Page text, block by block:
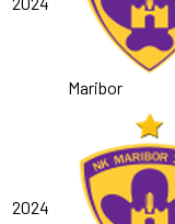
Maribor
2024